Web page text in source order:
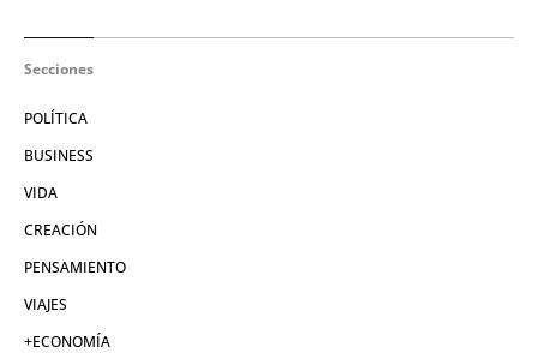
Secciones
POLÍTICA
BUSINESS
VIDA
CREACIÓN
PENSAMIENTO
VIAJES
+ECONOMÍA